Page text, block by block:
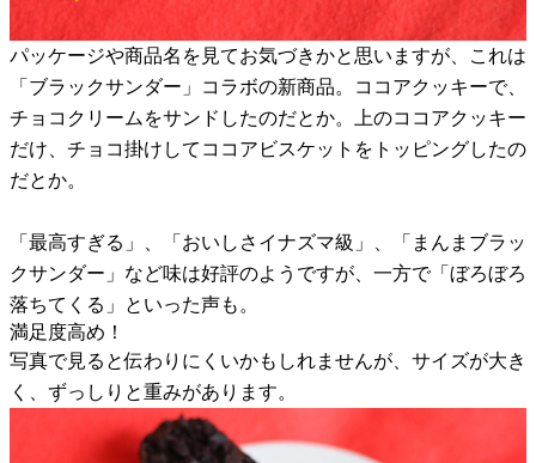
パッケージや商品名を見てお気づきかと思いますが、これは
「ブラックサンダー」コラボの新商品。ココアクッキーで、
チョコクリームをサンドしたのだとか。上のココアクッキー
だけ、チョコ掛けしてココアビスケットをトッピングしたの
だとか。
「最高すぎる」、「おいしさイナズマ級」、「まんまブラッ
クサンダー」など味は好評のようですが、一方で「ぼろぼろ
落ちてくる」といった声も。
満足度高め！
写真で見ると伝わりにくいかもしれませんが、サイズが大き
く、ずっしりと重みがあります。